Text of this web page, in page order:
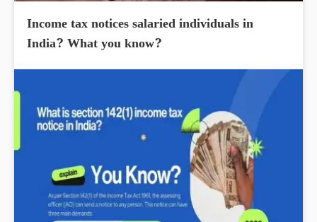
Income tax notices salaried individuals in
India? What you know?